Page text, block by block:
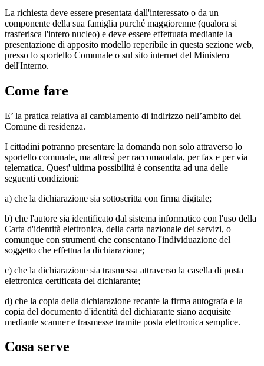
La richiesta deve essere presentata dall'interessato o da un
componente della sua famiglia purché maggiorenne (qualora si
trasferisca l'intero nucleo) e deve essere effettuata mediante la
presentazione di apposito modello reperibile in questa sezione web,
presso lo sportello Comunale o sul sito internet del Ministero
dell'Interno.
Come fare
E’ la pratica relativa al cambiamento di indirizzo nell’ambito del
Comune di residenza.
I cittadini potranno presentare la domanda non solo attraverso lo
sportello comunale, ma altresì per raccomandata, per fax e per via
telematica. Quest' ultima possibilità è consentita ad una delle
seguenti condizioni:
a) che la dichiarazione sia sottoscritta con firma digitale;
b) che l'autore sia identificato dal sistema informatico con l'uso della
Carta d'identità elettronica, della carta nazionale dei servizi, o
comunque con strumenti che consentano l'individuazione del
soggetto che effettua la dichiarazione;
c) che la dichiarazione sia trasmessa attraverso la casella di posta
elettronica certificata del dichiarante;
d) che la copia della dichiarazione recante la firma autografa e la
copia del documento d'identità del dichiarante siano acquisite
mediante scanner e trasmesse tramite posta elettronica semplice.
Cosa serve